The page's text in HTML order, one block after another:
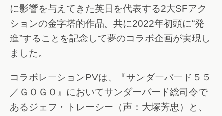
に影響を与えてきた英日を代表する2大SFアク
ションの金字塔的作品。共に2022年初頭に“発
進”することを記念して夢のコラボ企画が実現し
ました。
コラボレーションPVは、『サンダーバード５５
／ＧＯＧＯ』においてサンダーバード総司令で
あるジェフ・トレーシー（声：大塚芳忠）と、